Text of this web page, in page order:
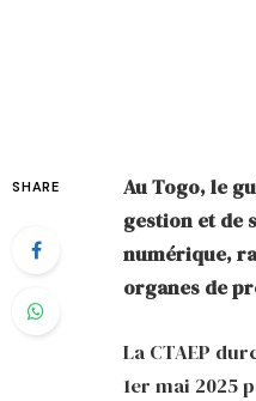
SHARE
Au Togo, le
gestion et de
numérique,
organes de
La CTAEP
1er mai 2025